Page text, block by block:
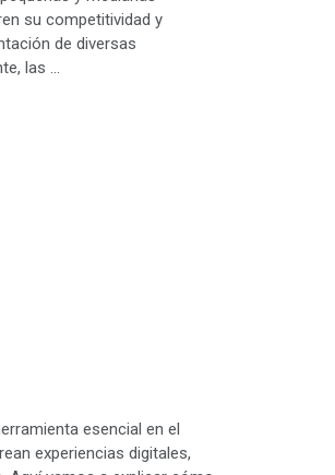
su competitividad y
de diversas
las …
esencial en el
experiencias digitales,